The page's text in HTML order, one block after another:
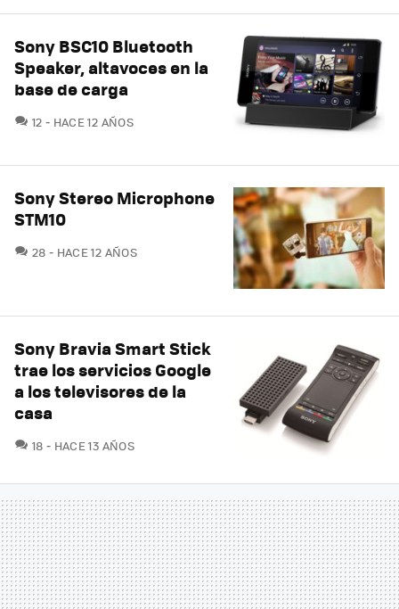
Sony BSC10 Bluetooth
Speaker, altavoces en la
base de carga
12 COMENTARIOS
HACE 12 AÑOS
Sony Stereo Microphone
STM10
28 COMENTARIOS
HACE 12 AÑOS
Sony Bravia Smart Stick
trae los servicios Google
a los televisores de la
casa
18 COMENTARIOS
HACE 13 AÑOS